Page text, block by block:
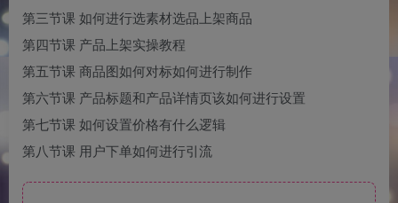
第三节课 如何进行选素材选品上架商品
第四节课 产品上架实操教程
第五节课 商品图如何对标如何进行制作
第六节课 产品标题和产品详情页该如何进行设置
第七节课 如何设置价格有什么逻辑
第八节课 用户下单如何进行引流